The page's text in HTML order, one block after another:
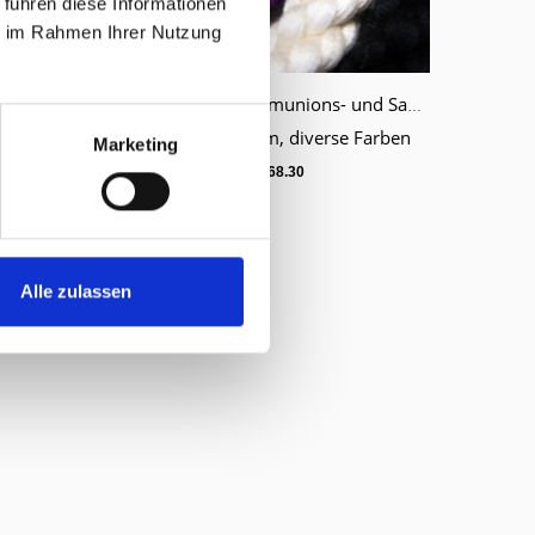
Rahmen Ihrer Nutzung
Marketing
Alle zulassen
Ministranten-, Kommunions- und Samichlauskordel Länge 320 cm Ministranten-, Kommunions- und Samichlauskordel Länge 340 cm
340 cm, Ø 11 mm, diverse Farben
68.30